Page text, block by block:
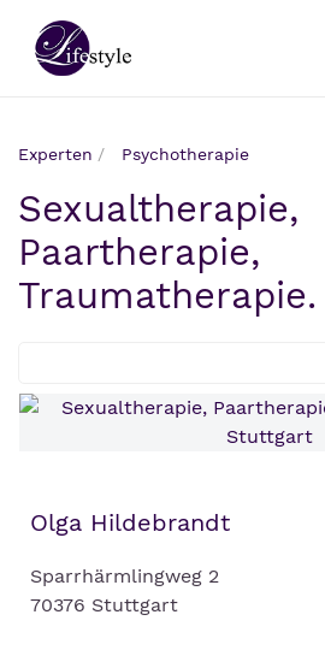
Experten Psychotherapie
Sexualtherapie,
Paartherapie,
Olga Hildebrandt
Sparrhärmlingweg 2
70376 Stuttgart